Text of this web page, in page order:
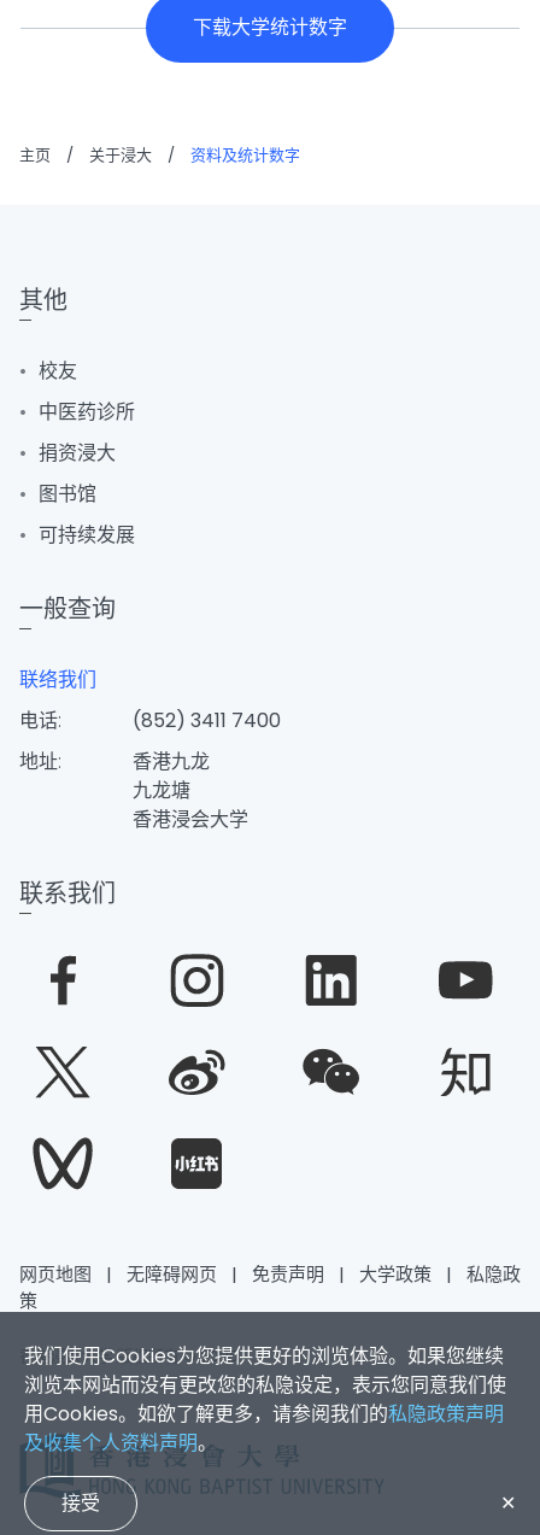
下载大学统计数字
主页 / 关于浸大 / 资料及统计数字
我们使用Cookies为您提供更好的浏览体验。如果您继续
浏览本网站而没有更改您的私隐设定，表示您同意我们使
用Cookies。如欲了解更多，请参阅我们的私隐政策声明
及收集个人资料声明。
接受 ✕
其他
校友
中医药诊所
捐资浸大
图书馆
可持续发展
一般查询
联络我们
电话:
(852) 3411 7400
地址:
香港九龙
九龙塘
香港浸会大学
联系我们
网页地图 | 无障碍网页 | 免责声明 | 大学政策 |
私隐政
策
香港浸会大学 版权所有 © 2025